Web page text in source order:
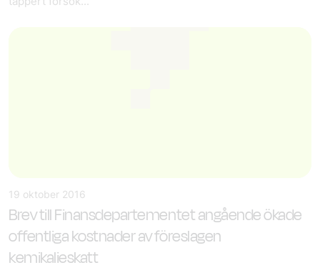
19 oktober 2016
Brev till Finansdepartementet angående ökade
offentliga kostnader av föreslagen
kemikalieskatt